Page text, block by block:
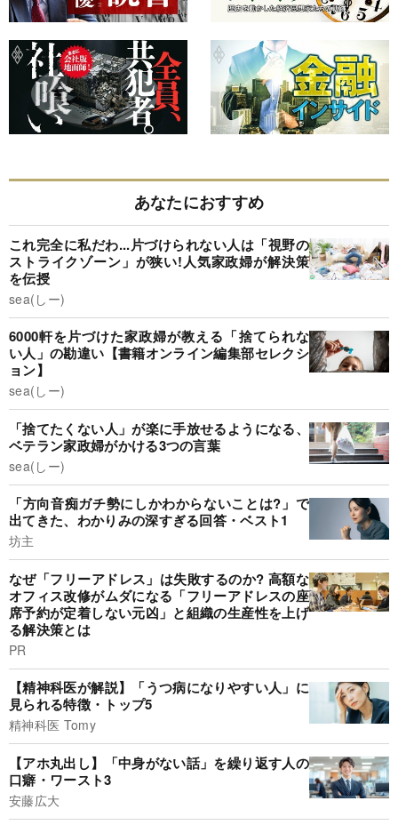
あなたにおすすめ
これ完全に私だわ...片づけられない人は「視野の
ストライクゾーン」が狭い!人気家政婦が解決策
を伝授
sea(しー)
6000軒を片づけた家政婦が教える「捨てられな
い人」の勘違い【書籍オンライン編集部セレクシ
ョン】
sea(しー)
「捨てたくない人」が楽に手放せるようになる、
ベテラン家政婦がかける3つの言葉
sea(しー)
「方向音痴ガチ勢にしかわからないことは?」で
出てきた、わかりみの深すぎる回答・ベスト1
坊主
なぜ「フリーアドレス」は失敗するのか? 高額な
オフィス改修がムダになる「フリーアドレスの座
席予約が定着しない元凶」と組織の生産性を上げ
る解決策とは
PR
【精神科医が解説】「うつ病になりやすい人」に
見られる特徴・トップ5
精神科医 Tomy
【アホ丸出し】「中身がない話」を繰り返す人の
口癖・ワースト3
安藤広大